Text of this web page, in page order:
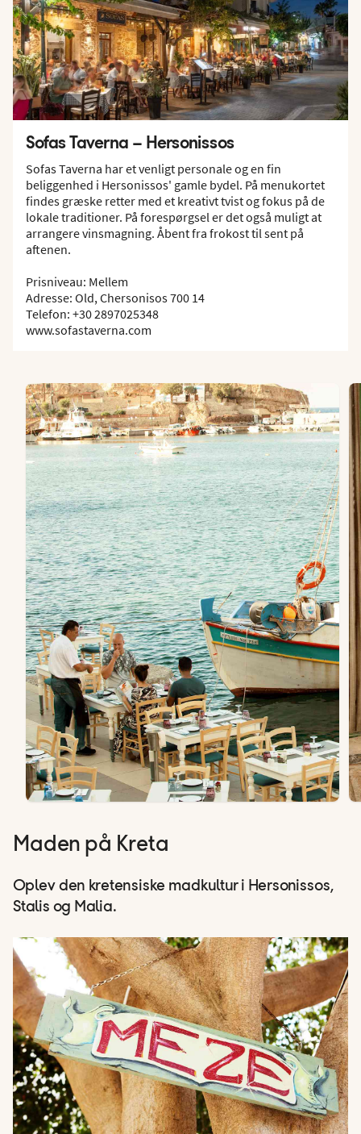
Sofas Taverna – Hersonissos
Sofas Taverna har et venligt personale og en fin
beliggenhed i Hersonissos' gamle bydel. På menukortet
findes græske retter med et kreativt tvist og fokus på de
lokale traditioner. På forespørgsel er det også muligt at
arrangere vinsmagning. Åbent fra frokost til sent på
aftenen.
Prisniveau: Mellem
Adresse: Old, Chersonisos 700 14
Telefon: +30 2897025348
www.sofastaverna.com
Maden på Kreta
Oplev den kretensiske madkultur i Hersonissos,
Stalis og Malia.